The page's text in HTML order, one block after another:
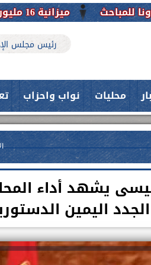
ميزانية 16 مليون جنيه لتطوير حديقة ناصر بأبوتيج.. نقلة حضارية تحافظ على تاريخها
رئيس مجلس
محليات نواب واحزاب
يشهد أداء
اليمين
حدث بمستشفيات جامعة اسيوط....
فريق طبي بقسم الأنف والأذن